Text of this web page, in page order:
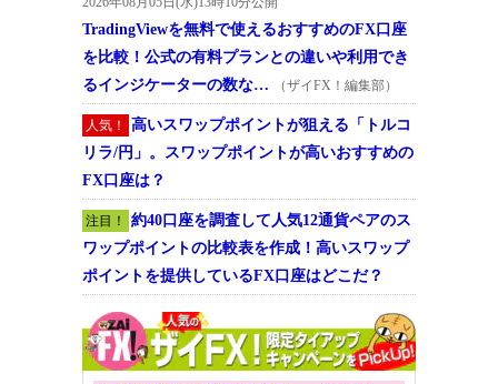
TradingViewを無料で使えるおすすめのFX口座
を比較！公式の有料プランとの違いや利用でき
るインジケーターの数な…
（ザイFX！編集部）
人気！
高いスワップポイントが狙える「トルコ
リラ/円」。スワップポイントが高いおすすめの
FX口座は？
注目！
約40口座を調査して人気12通貨ペアのス
ワップポイントの比較表を作成！高いスワップ
ポイントを提供しているFX口座はどこだ？